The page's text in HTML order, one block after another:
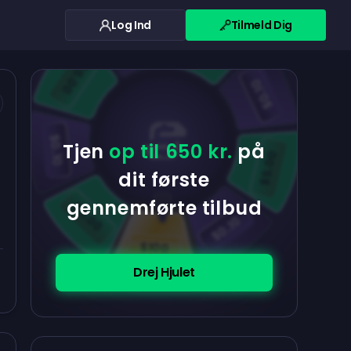
Log Ind Tilmeld Dig
Tjen op til 650 kr. på
dit første
gennemførte tilbud
Drej Hjulet
$100
$5.00
$0.10
$5.00
$0.10 $5.00
$5.00